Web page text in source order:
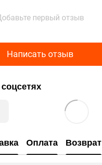
первый отзыв
Написать отзыв
Оплата Возврат